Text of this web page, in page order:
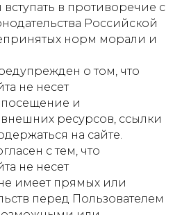
в противоречие с
Российской
норм морали и
о том, что
не несет
посещение и
ресурсов, ссылки
на сайте.
с тем, что
не несет
имеет прямых или
перед Пользователем